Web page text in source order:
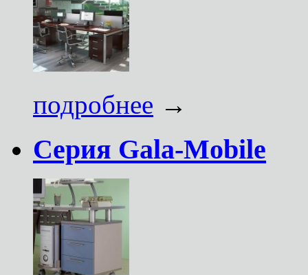
подробнее →
Серия Gala-Mobile